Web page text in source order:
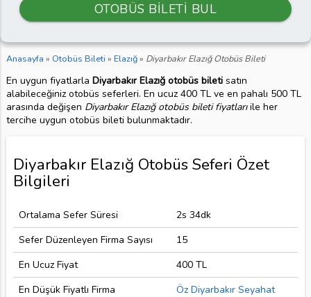
OTOBÜS BİLETİ BUL
Anasayfa » Otobüs Bileti » Elazığ» Diyarbakır Elazığ Otobüs Bileti
En uygun fiyatlarla Diyarbakır Elazığ otobüs biletisatın
alabileceğiniz otobüs seferleri. En ucuz 400 TL ve en pahalı 500 TL
arasında değişen Diyarbakır Elazığ otobüs bileti fiyatlarıile her
tercihe uygun otobüs bileti bulunmaktadır.
Diyarbakır Elazığ Otobüs Seferi Özet
Bilgileri
Ortalama Sefer Süresi
2s 34dk
Sefer Düzenleyen Firma Sayısı
15
En Ucuz Fiyat
400 TL
En Düşük Fiyatlı Firma
Öz Diyarbakır Seyahat